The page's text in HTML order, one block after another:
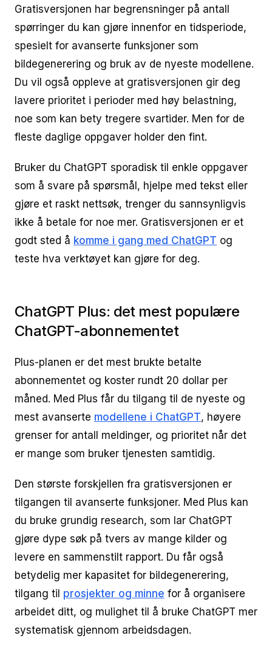
Gratisversjonen har begrensninger på antall
spørringer du kan gjøre innenfor en tidsperiode,
spesielt for avanserte funksjoner som
bildegenerering og bruk av de nyeste modellene.
Du vil også oppleve at gratisversjonen gir deg
lavere prioritet i perioder med høy belastning,
noe som kan bety tregere svartider. Men for de
fleste daglige oppgaver holder den fint.
Bruker du ChatGPT sporadisk til enkle oppgaver
som å svare på spørsmål, hjelpe med tekst eller
gjøre et raskt nettsøk, trenger du sannsynligvis
ikke å betale for noe mer. Gratisversjonen er et
godt sted å komme i gang med ChatGPT og
teste hva verktøyet kan gjøre for deg.
ChatGPT Plus: det mest populære
ChatGPT-abonnementet
Plus-planen er det mest brukte betalte
abonnementet og koster rundt 20 dollar per
måned. Med Plus får du tilgang til de nyeste og
mest avanserte modellene i ChatGPT, høyere
grenser for antall meldinger, og prioritet når det
er mange som bruker tjenesten samtidig.
Den største forskjellen fra gratisversjonen er
tilgangen til avanserte funksjoner. Med Plus kan
du bruke grundig research, som lar ChatGPT
gjøre dype søk på tvers av mange kilder og
levere en sammenstilt rapport. Du får også
betydelig mer kapasitet for bildegenerering,
tilgang til prosjekter og minne for å organisere
arbeidet ditt, og mulighet til å bruke ChatGPT mer
systematisk gjennom arbeidsdagen.